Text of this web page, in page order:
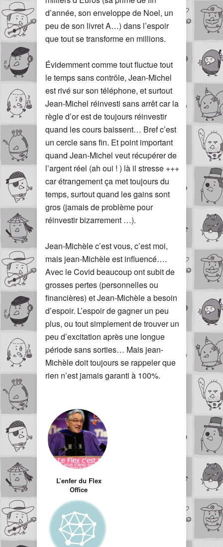
d’année, son enveloppe de Noel, un
peu de son livret A…) dans l’espoir
que tout se transforme en millions.
Évidemment comme tout fluctue tout
le temps sans contrôle, Jean-Michel
est rivé sur son téléphone, et surtout
Jean-Michel réinvesti sans arrêt car la
règle d’or est de toujours réinvestir
quand les cours baissent… Bref c’est
un cercle sans fin. Et point important
quand Jean-Michel veut récupérer de
l’argent réel (ah oui ! ) là il stresse +++
car étrangement ça met toujours du
temps, surtout quand les gains sont
gros (jamais de problème pour
réinvestir bizarrement …).
Jean-Michèle c’est vous, c’est moi,
mais jean-Michèle est influencé….
Avec le Covid beaucoup ont subit de
grosses pertes (personnelles ou
financières) et Jean-Michèle a besoin
d’espoir. L’espoir de gagner un peu
plus, ou tout simplement de trouver un
peu d’excitation après une longue
période sans sorties… Mais jean-
Michèle doit toujours se rappeler que
rien n’est jamais garanti à 100%.
L’enfer du Flex
Office